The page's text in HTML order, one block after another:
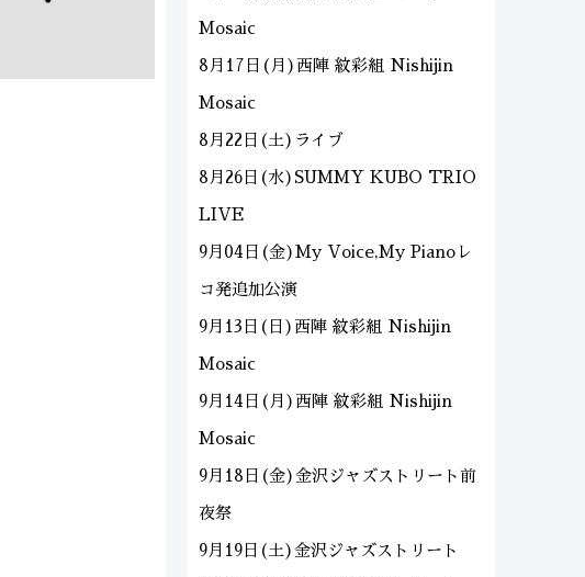
Mosaic
8月17日(月)西陣 紋彩組 Nishijin
Mosaic
8月22日(土)ライブ
8月26日(水)SUMMY KUBO TRIO
LIVE
9月04日(金)My Voice,My Pianoレ
コ発追加公演
9月13日(日)西陣 紋彩組 Nishijin
Mosaic
9月14日(月)西陣 紋彩組 Nishijin
Mosaic
9月18日(金)金沢ジャズストリート前
夜祭
9月19日(土)金沢ジャズストリート